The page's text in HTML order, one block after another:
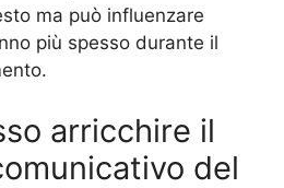
ma può influenzare
più spesso durante il
arricchire il
del